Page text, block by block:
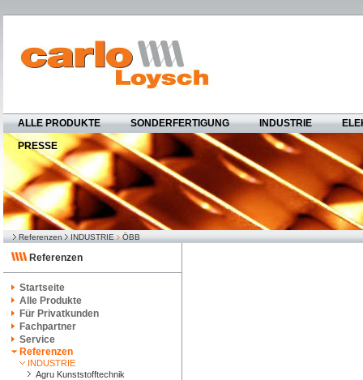
ALLE PRODUKTE SONDERFERTIGUNG INDUSTRIE
PRESSE
Referenzen INDUSTRIE ÖBB
Referenzen
Startseite
Alle Produkte
Für Privatkunden
Fachpartner
Service
Referenzen
INDUSTRIE
Agru Kunststofftechnik